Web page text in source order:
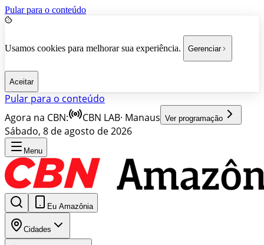
Pular para o conteúdo
Usamos cookies para melhorar sua experiência. Gerenciar
Aceitar
Pular para o conteúdo
Agora na CBN:
CBN LAB· Manaus Ver programação
Sábado, 8 de agosto de 2026
Menu
Eu Amazônia
Cidades